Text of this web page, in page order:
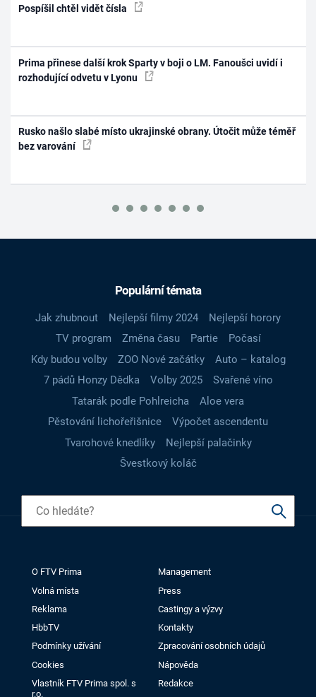
Pospíšil chtěl vidět čísla
Prima přinese další krok Sparty v boji o LM. Fanoušci uvidí i
rozhodující odvetu v Lyonu
Rusko našlo slabé místo ukrajinské obrany. Útočit může téměř
bez varování
Populární témata
Jak zhubnout Nejlepší filmy 2024
Nejlepší horory
TV program
Změna času Partie
Počasí
Kdy budou volby
ZOO Nové začátky
Auto – katalog
7 pádů Honzy Dědka
Volby 2025
Svařené víno
Tatarák podle Pohlreicha
Aloe vera
Pěstování lichořeřišnice
Výpočet ascendentu
Tvarohové knedlíky
Nejlepší palačinky
Švestkový koláč
O FTV Prima
Management
Volná místa
Press
Reklama
Castingy a výzvy
HbbTV
Kontakty
Podmínky užívání
Zpracování osobních údajů
Cookies
Nápověda
Vlastník FTV Prima spol. s
r.o.
Redakce